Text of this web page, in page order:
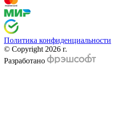
Политика конфиденциальности
© Copyright 2026 г.
Разработано